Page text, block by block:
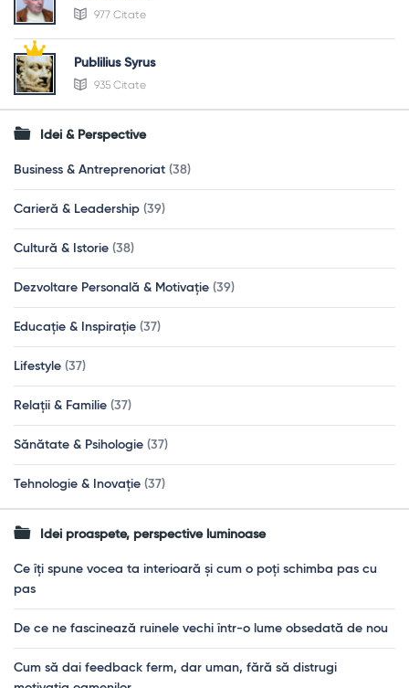
977 Citate
Publilius Syrus
935 Citate
Idei & Perspective
Business & Antreprenoriat (38)
Carieră & Leadership (39)
Cultură & Istorie (38)
Dezvoltare Personală & Motivație (39)
Educație & Inspirație (37)
Lifestyle (37)
Relații & Familie (37)
Sănătate & Psihologie (37)
Tehnologie & Inovație (37)
Idei proaspete, perspective luminoase
Ce îți spune vocea ta interioară și cum o poți schimba pas cu
pas
De ce ne fascinează ruinele vechi într-o lume obsedată de nou
Cum să dai feedback ferm, dar uman, fără să distrugi